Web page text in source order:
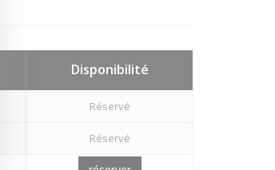
Disponibilité
Réservé
Réservé